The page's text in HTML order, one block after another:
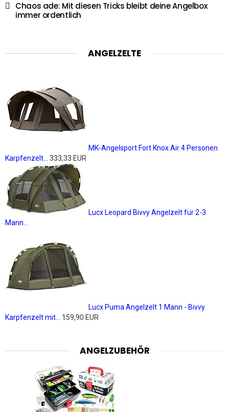
Chaos ade: Mit diesen Tricks bleibt deine Angelbox
immer ordentlich
ANGELZELTE
MK-Angelsport Fort Knox Air 4 Personen
Karpfenzelt...
333,33 EUR
Lucx Leopard Bivvy Angelzelt für 2-3
Mann...
Lucx Puma Angelzelt 1 Mann - Bivvy
Karpfenzelt mit...
159,90 EUR
ANGELZUBEHÖR